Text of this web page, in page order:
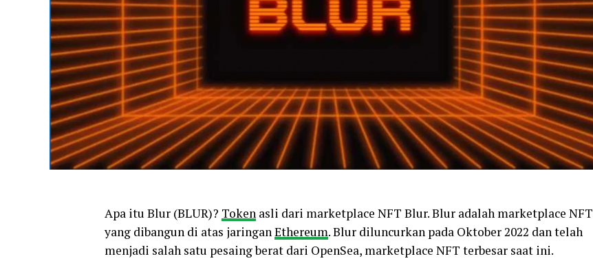
Apa itu Blur (BLUR)? Token asli dari marketplace NFT Blur. Blur adalah marketplace NFT
yang dibangun di atas jaringanEthereum. Blur diluncurkan pada Oktober 2022 dan telah
menjadi salah satu pesaing berat dari OpenSea, marketplace NFT terbesar saat ini.